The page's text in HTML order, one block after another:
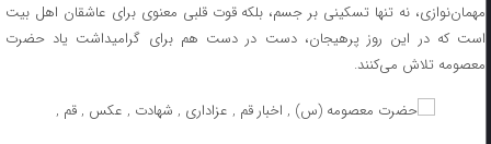
مهمان‌نوازی، نه تنها تسکینی بر جسم، بلکه قوت قلبی معنوی برای عاشقان اهل بیت
است که در این روز پرهیجان، دست در دست هم برای گرامیداشت یاد حضرت
معصومه تلاش می‌کنند.